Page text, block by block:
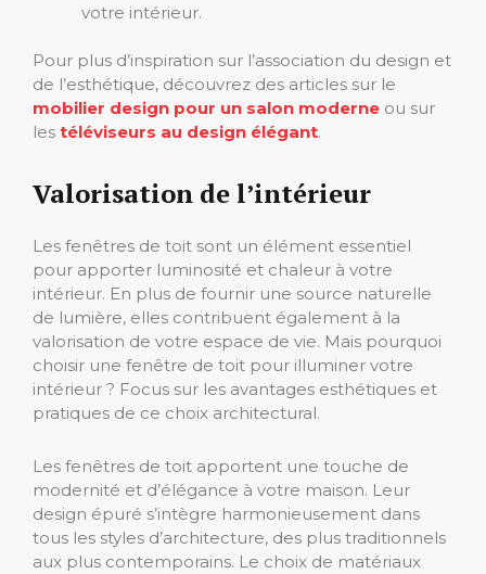
votre intérieur.
Pour plus d’inspiration sur l’association du design et
de l’esthétique, découvrez des articles sur le
mobilier design pour un salon moderne ou sur
les téléviseurs au design élégant.
Valorisation de l’intérieur
Les fenêtres de toit sont un élément essentiel
pour apporter luminosité et chaleur à votre
intérieur. En plus de fournir une source naturelle
de lumière, elles contribuent également à la
valorisation de votre espace de vie. Mais pourquoi
choisir une fenêtre de toit pour illuminer votre
intérieur ? Focus sur les avantages esthétiques et
pratiques de ce choix architectural.
Les fenêtres de toit apportent une touche de
modernité et d’élégance à votre maison. Leur
design épuré s’intègre harmonieusement dans
tous les styles d’architecture, des plus traditionnels
aux plus contemporains. Le choix de matériaux